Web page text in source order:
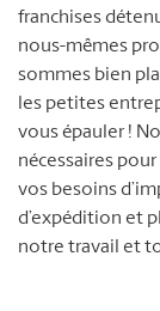
franchises
nous-mêmes
sommes bien
les petites
vous épauler !
nécessaires
vos besoins
d’expédition et
notre travail et